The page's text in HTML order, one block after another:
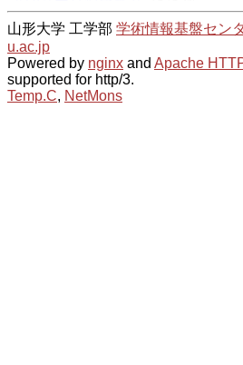
山形大学 工学部 学術情報基盤セン
u.ac.jp
Powered by nginx and Apache
supported for http/3.
Temp.C, NetMons